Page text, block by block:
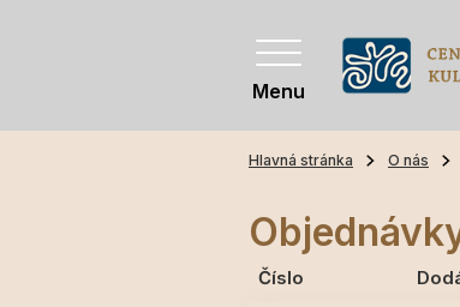
Menu
Hlavná stránka O nás
Číslo